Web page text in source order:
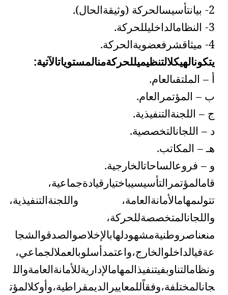
2- بيانتأسيسالحركة (وثيقةالحال).
3- النظامالداخليللحركة.
4- ميثاقشرفعضويةالحركة.
يتكونالهيكلالتنظيميللحركةمنالمستوياتالآتية:
أ – الملتقىالعام.
ب – المؤتمر العام.
ج – اللجنةالتنفيذية.
د – اللجانالتخصصية.
هـ– المكاتب.
و – فروعالساحاتالخارجية.
قامالمؤتمر التأسيسيباختيار قيادةجماعية،
تتولىمهامالأمانةالعامة، واللجنةالتنفيذية،
واللجانالمتخصصةللحركة،
منعناصر وطنيةمشهودلهابالإخلاصوالصدقوالشجا
عةفيالداخلوالخارج،واعتمدأسلوبالعملالجماعي،
ونظامالتناوبفيتنفيذالمهامالإداريةللأمانةالعامةوالل
جانالمختلفة،وفقاًللمعايير الديمقراطية،وأوكلالمؤت